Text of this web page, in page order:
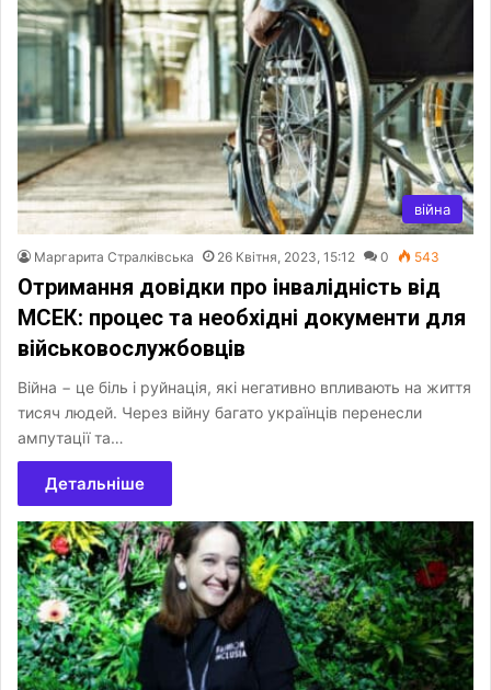
війна
Маргарита Стралківська 26 Квітня, 2023, 15:12 0 543
Отримання довідки про інвалідність від
МСЕК: процес та необхідні документи для
військовослужбовців
Війна − це біль і руйнація, які негативно впливають на життя
тисяч людей. Через війну багато українців перенесли
ампутації та…
Детальніше